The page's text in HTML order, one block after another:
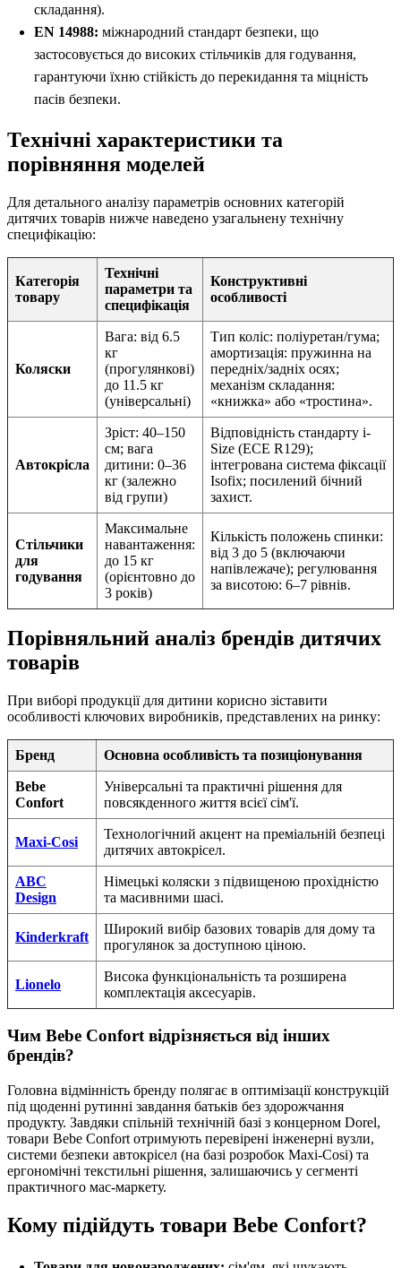
складання).
EN 14988: міжнародний стандарт безпеки, що
застосовується до високих стільчиків для годування,
гарантуючи їхню стійкість до перекидання та міцність
пасів безпеки.
Технічні характеристики та
порівняння моделей
Для детального аналізу параметрів основних категорій
дитячих товарів нижче наведено узагальнену технічну
специфікацію:
Категорія
товару
Технічні
параметри та
специфікація
Конструктивні
особливості
Коляски
Вага: від 6.5
кг
(прогулянкові)
до 11.5 кг
(універсальні)
Тип коліс: поліуретан/гума;
амортизація: пружинна на
передніх/задніх осях;
механізм складання:
«книжка» або «тростина».
Автокрісла
Зріст: 40–150
см; вага
дитини: 0–36
кг (залежно
від групи)
Відповідність стандарту i-
Size (ECE R129);
інтегрована система фіксації
Isofix; посилений бічний
захист.
Стільчики
для
годування
Максимальне
навантаження:
до 15 кг
(орієнтовно до
3 років)
Кількість положень спинки:
від 3 до 5 (включаючи
напівлежаче); регулювання
за висотою: 6–7 рівнів.
Порівняльний аналіз брендів дитячих
товарів
При виборі продукції для дитини корисно зіставити
особливості ключових виробників, представлених на ринку:
Бренд Основна особливість та позиціонування
Bebe
Confort
Універсальні та практичні рішення для
повсякденного життя всієї сім'ї.
Maxi-Cosi
Технологічний акцент на преміальній безпеці
дитячих автокрісел.
ABC
Design
Німецькі коляски з підвищеною прохідністю
та масивними шасі.
Kinderkraft
Широкий вибір базових товарів для дому та
прогулянок за доступною ціною.
Lionelo
Висока функціональність та розширена
комплектація аксесуарів.
Чим Bebe Confort відрізняється від інших
брендів?
Головна відмінність бренду полягає в оптимізації конструкцій
під щоденні рутинні завдання батьків без здорожчання
продукту. Завдяки спільній технічній базі з концерном Dorel,
товари Bebe Confort отримують перевірені інженерні вузли,
системи безпеки автокрісел (на базі розробок Maxi-Cosi) та
ергономічні текстильні рішення, залишаючись у сегменті
практичного мас-маркету.
Кому підійдуть товари Bebe Confort?